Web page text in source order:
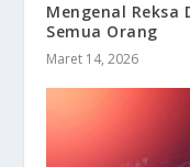
Mengenal Reksa
Semua Orang
Maret 14, 2026